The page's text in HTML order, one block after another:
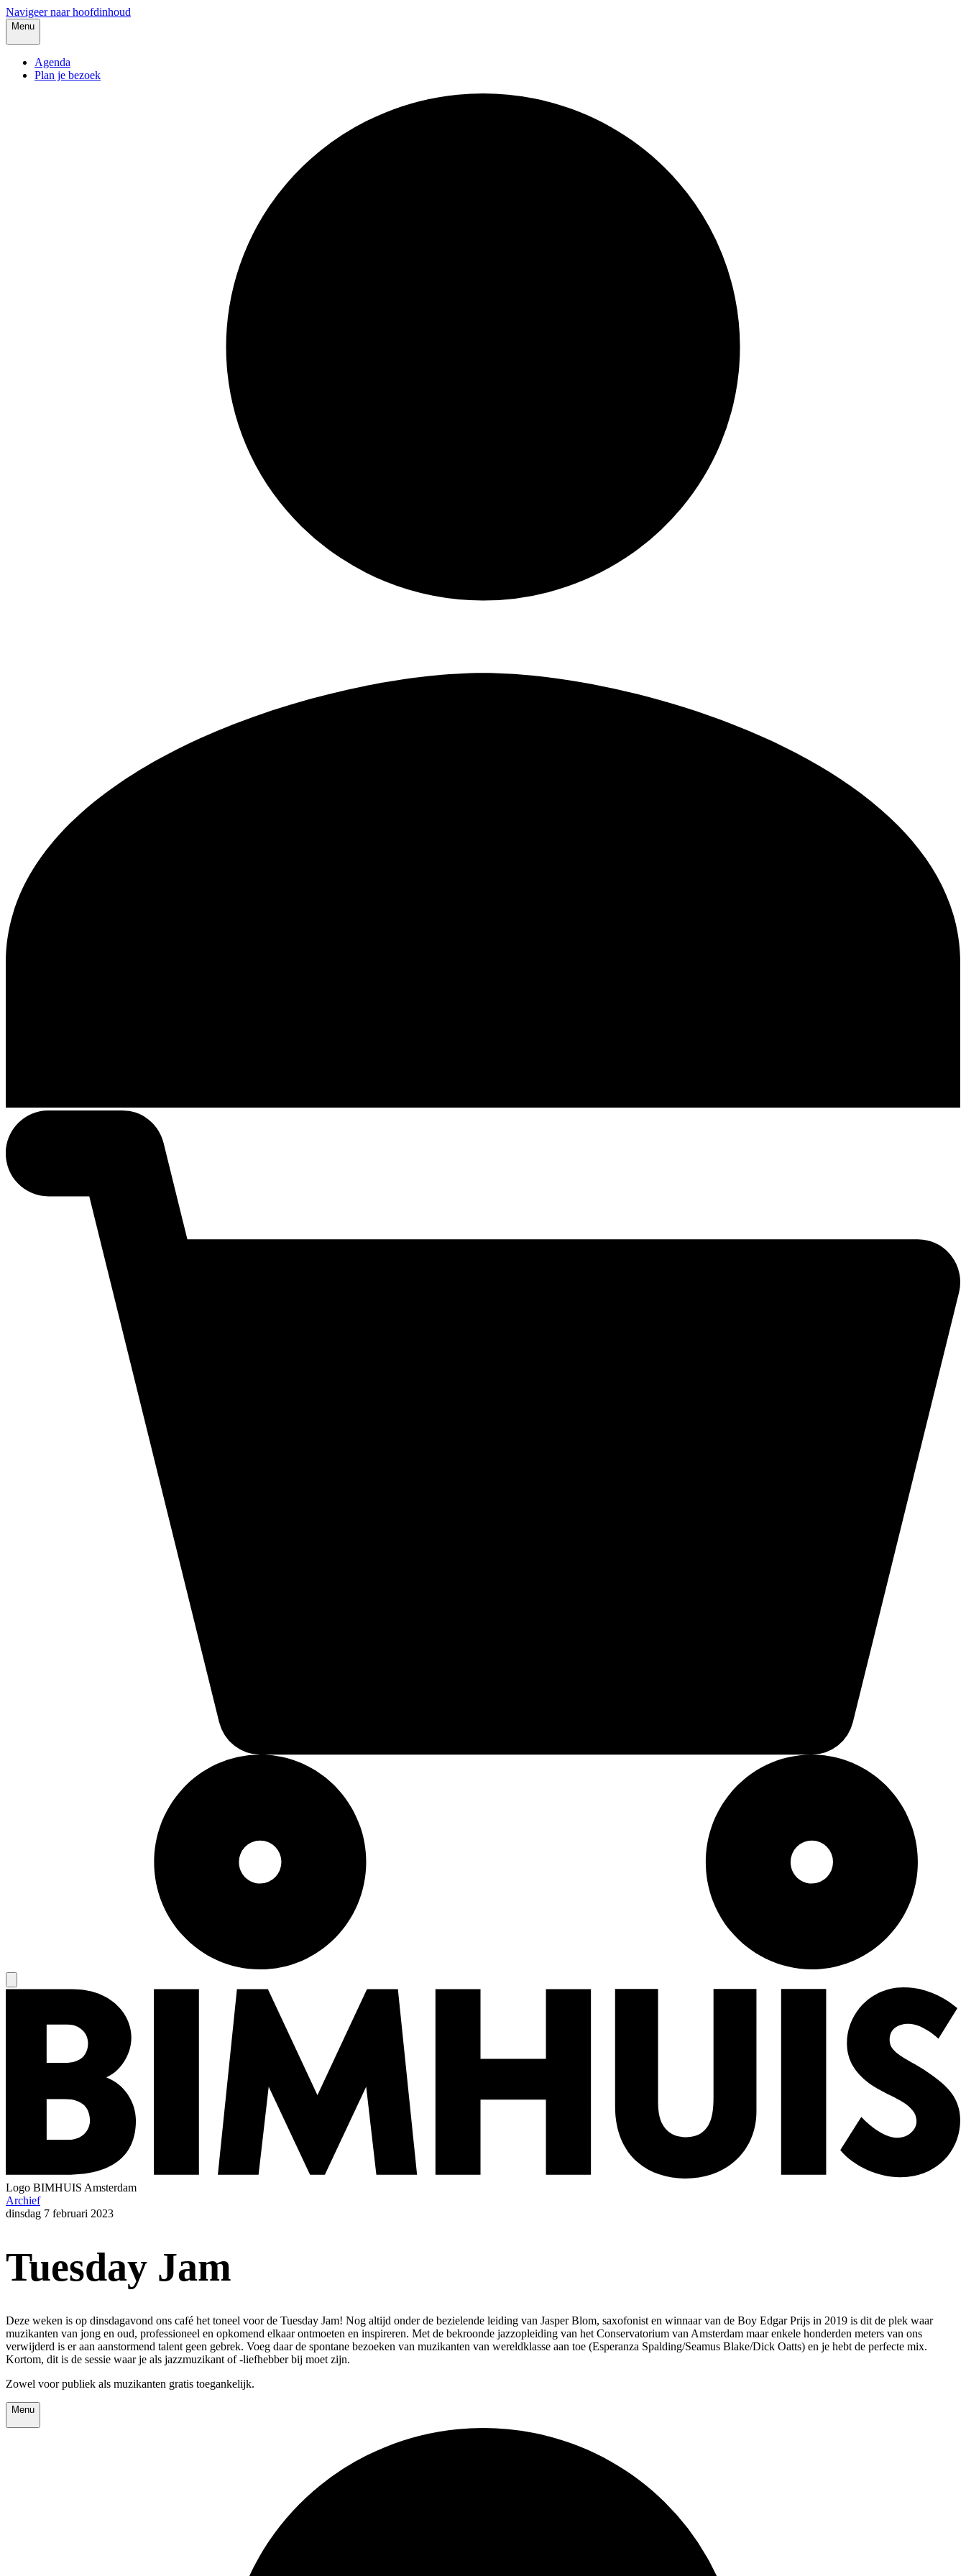
Navigeer naar hoofdinhoud
Menu
Agenda
Plan je bezoek
Logo BIMHUIS Amsterdam
Archief
dinsdag 7 februari 2023
Tuesday Jam
Deze weken is op dinsdagavond ons café het toneel voor de Tuesday Jam! Nog altijd onder de bezielende leiding van Jasper Blom, saxofonist en winnaar van de Boy Edgar Prijs in 2019 is dit de plek waar
muzikanten van jong en oud, professioneel en opkomend elkaar ontmoeten en inspireren. Met de bekroonde jazzopleiding van het Conservatorium van Amsterdam maar enkele honderden meters van ons
verwijderd is er aan aanstormend talent geen gebrek. Voeg daar de spontane bezoeken van muzikanten van wereldklasse aan toe (Esperanza Spalding/Seamus Blake/Dick Oatts) en je hebt de perfecte mix.
Kortom, dit is de sessie waar je als jazzmuzikant of -liefhebber bij moet zijn.
Zowel voor publiek als muzikanten gratis toegankelijk.
Menu